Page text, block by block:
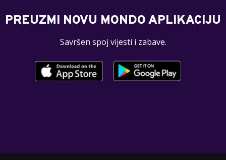
PREUZMI NOVU MONDO APLIKACIJU
Savršen spoj vijesti i zabave.